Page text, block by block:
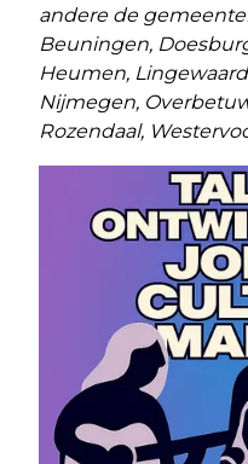
andere de
Beuningen,
Heumen,
Nijmegen,
Rozendaal,